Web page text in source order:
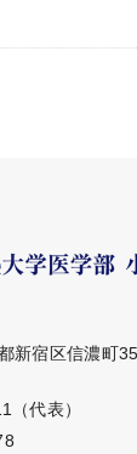
新宿区信濃町35
代表）